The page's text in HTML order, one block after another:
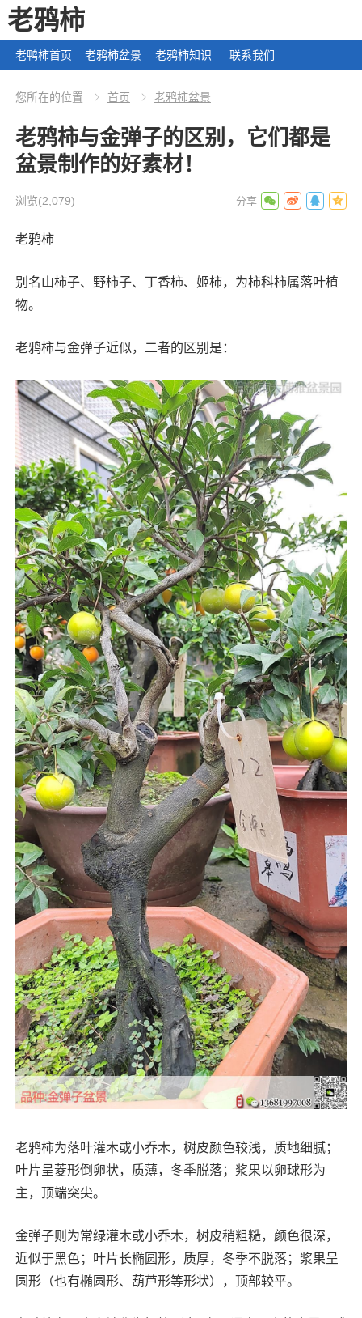
老鸦柿
老鸭柿首页 老鸦柿盆景 老鸦柿知识 联系我们
您所在的位置 首页 老鸦柿盆景
老鸦柿与金弹子的区别，它们都是
盆景制作的好素材！
浏览(2,079)
老鸦柿
别名山柿子、野柿子、丁香柿、姬柿，为柿科柿属落叶植
物。
老鸦柿与金弹子近似，二者的区别是：
老鸦柿为落叶灌木或小乔木，树皮颜色较浅，质地细腻；
叶片呈菱形倒卵状，质薄，冬季脱落；浆果以卵球形为
主，顶端突尖。
金弹子则为常绿灌木或小乔木，树皮稍粗糙，颜色很深，
近似于黑色；叶片长椭圆形，质厚，冬季不脱落；浆果呈
圆形（也有椭圆形、葫芦形等形状），顶部较平。